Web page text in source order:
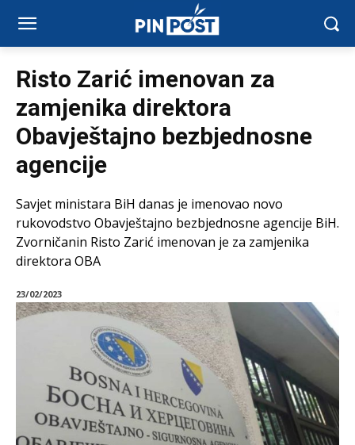
Risto Zarić imenovan za
zamjenika direktora
Obavještajno bezbjednosne
agencije
Savjet ministara BiH danas je imenovao novo
rukovodstvo Obavještajno bezbjednosne agencije BiH.
Zvorničanin Risto Zarić imenovan je za zamjenika
direktora OBA
23/02/2023